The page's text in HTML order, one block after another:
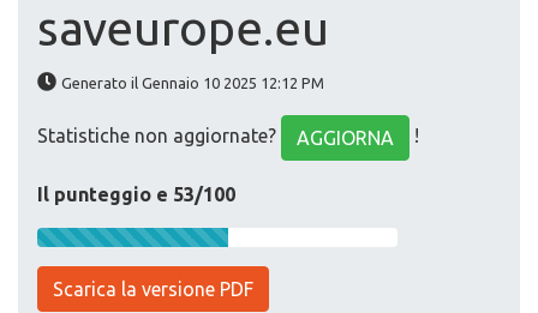
saveurope.eu
Generato il Gennaio 10 2025 12:12 PM
Statistiche non aggiornate? AGGIORNA !
Il punteggio e 53/100
Scarica la versione PDF